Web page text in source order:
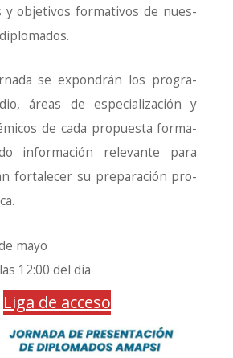
y obje­ti­vos for­ma­ti­vos de nues­
se expon­drán los pro­gra­
áreas de espe­cia­li­za­ción y
de cada pro­pues­ta for­ma­
infor­ma­ción rele­van­te para
for­ta­le­cer su pre­pa­ra­ción pro­
mayo
12:00 del día
Liga de acce­so